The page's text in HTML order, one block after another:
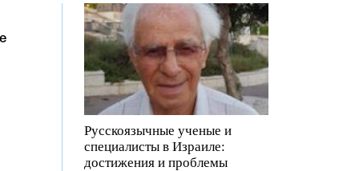
Русскоязычные ученые и
специалисты в Израиле:
достижения и проблемы